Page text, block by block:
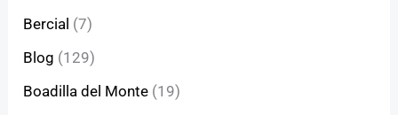
Bercial (7)
Blog (129)
Boadilla del Monte (19)